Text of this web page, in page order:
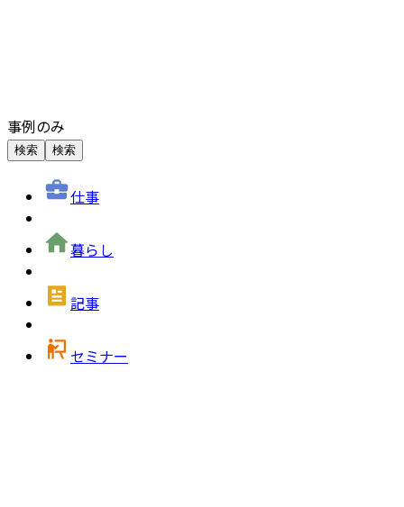
事例のみ
検索 検索
仕事
暮らし
記事
セミナー